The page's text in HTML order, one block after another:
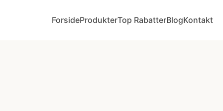
ForsideProdukterTop RabatterBlogKontakt